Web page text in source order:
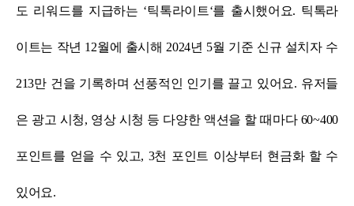
도 리워드를 지급하는 ‘틱톡라이트‘를 출시했어요. 틱톡라
이트는 작년 12월에 출시해 2024년 5월 기준 신규 설치자 수
213만 건을 기록하며 선풍적인 인기를 끌고 있어요. 유저들
은 광고 시청, 영상 시청 등 다양한 액션을 할 때마다 60~400
포인트를 얻을 수 있고, 3천 포인트 이상부터 현금화 할 수
있어요.